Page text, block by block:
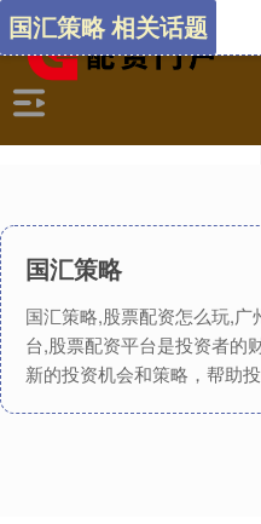
国汇策略
国汇策略,股票配资怎么玩,
台,股票配资平台是投资者的
新的投资机会和策略，帮助
国汇策略 相关话题